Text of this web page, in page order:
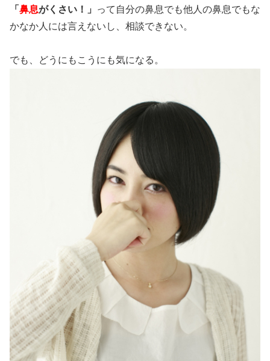
「 鼻息がくさい！」
って自分の鼻息でも他人の鼻息でもな
かなか人には言えないし、相談できない。
でも、どうにもこうにも気になる。